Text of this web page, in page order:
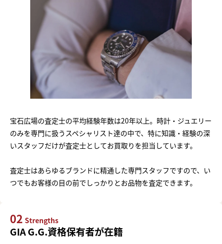
宝石広場の査定士の平均経験年数は20年以上。時計・ジュエリー
のみを専門に扱うスペシャリスト達の中で、特に知識・経験の深
いスタッフだけが査定士としてお買取りを担当しています。
査定士はあらゆるブランドに精通した専門スタッフですので、い
つでもお客様の目の前でしっかりとお品物を査定できます。
02 Strengths
GIA G.G.資格保有者が在籍